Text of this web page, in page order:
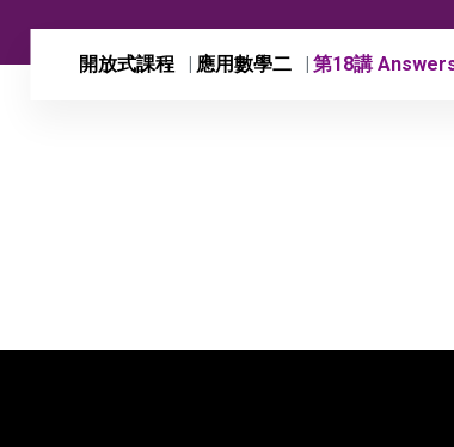
開放式課程 應用數學二 第18講